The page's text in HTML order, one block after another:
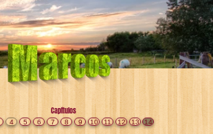
Capítulos
4 5 6 7 8 9 10 11 12 13
14